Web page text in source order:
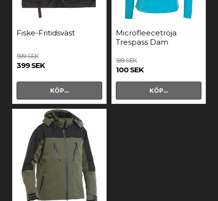
Fiske-Fritidsväst
599 SEK
399 SEK
KÖP…
Microfleecetröja
Trespass Dam
189 SEK
100 SEK
KÖP…